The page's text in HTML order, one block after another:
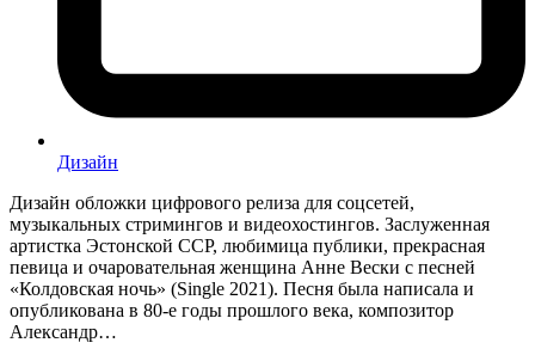
Дизайн
Дизайн обложки цифрового релиза для соцсетей,
музыкальных стримингов и видеохостингов. Заслуженная
артистка Эстонской ССР, любимица публики, прекрасная
певица и очаровательная женщина Анне Вески с песней
«Колдовская ночь» (Single 2021). Песня была написала и
опубликована в 80-е годы прошлого века, композитор
Александр…